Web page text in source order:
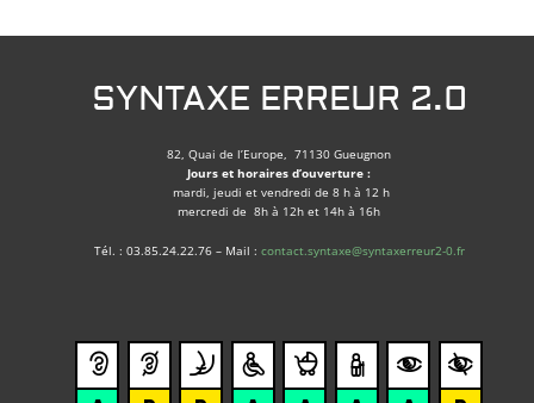
SYNTAXE ERREUR 2.0
82, Quai de l’Europe, 71130 Gueugnon
Jours et horaires d’ouverture :
mardi, jeudi et vendredi de 8 h à 12 h
mercredi de 8h à 12h et 14h à 16h
Tél. : 03.85.24.22.76 – Mail : contact.syntaxe@syntaxerreur2-0.fr